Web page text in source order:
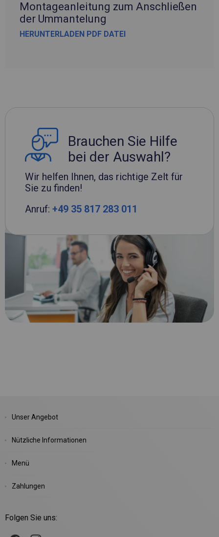
Montageanleitung zum Anschließen
der Ummantelung
HERUNTERLADEN PDF DATEI
Brauchen Sie Hilfe
bei der Auswahl?
Wir helfen Ihnen, das richtige Zelt für
Sie zu finden!
Anruf: +49 35 817 283 011
Unser Angebot
Nützliche Informationen
Menü
Zahlungen
Folgen Sie uns: